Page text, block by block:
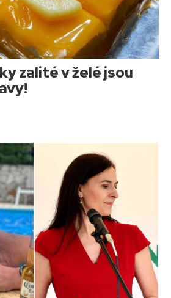
zalité v želé jsou